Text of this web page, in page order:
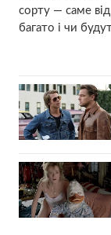
сорту — саме
багато і чи